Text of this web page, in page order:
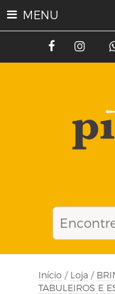
MENU
Início / Loja /
TABULEIROS E